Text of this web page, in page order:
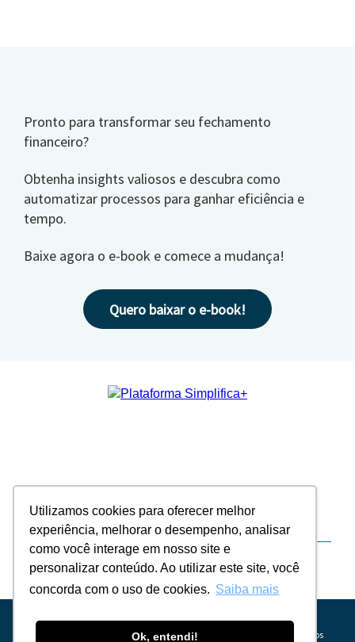
Utilizamos cookies para oferecer melhor
experiência, melhorar o desempenho, analisar
como você interage em nosso site e
personalizar conteúdo. Ao utilizar este site, você
concorda com o uso de cookies. Saiba mais
Ok, entendi!
Pronto para transformar seu fechamento
financeiro?
Obtenha insights valiosos e descubra como
automatizar processos para ganhar eficiência e
tempo.
Baixe agora o e-book e comece a mudança!
Quero baixar o e-book!
mais de 60 ERPs e 120 instituições financeiras. Em 2023, acelerou
R$ 12 bilhões em pagamentos e gerou uma economia de 1
milhão de horas em tarefas manuais de times internos.
Um Produto Adapcon - 23 anos de inovação em software.
Ao enviar seus dados, você concorda em receber comunicações da
SimplificaMais com conteúdos relevantes sobre otimização de processos